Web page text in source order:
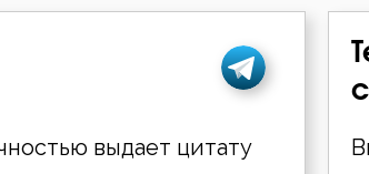
Ефрем Сирин
выдает цитату